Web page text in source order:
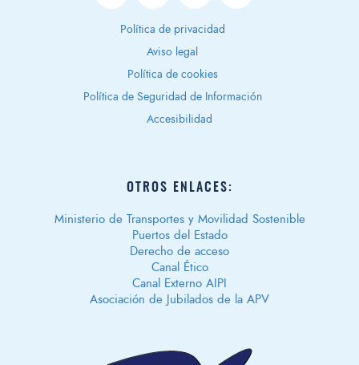
Política de privacidad
Aviso legal
Política de cookies
Política de Seguridad de Información
Accesibilidad
OTROS ENLACES:
Ministerio de Transportes y Movilidad Sostenible
Puertos del Estado
Derecho de acceso
Canal Ético
Canal Externo AIPI
Asociación de Jubilados de la APV